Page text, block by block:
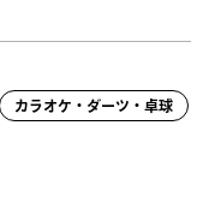
カラオケ・ダーツ・卓球